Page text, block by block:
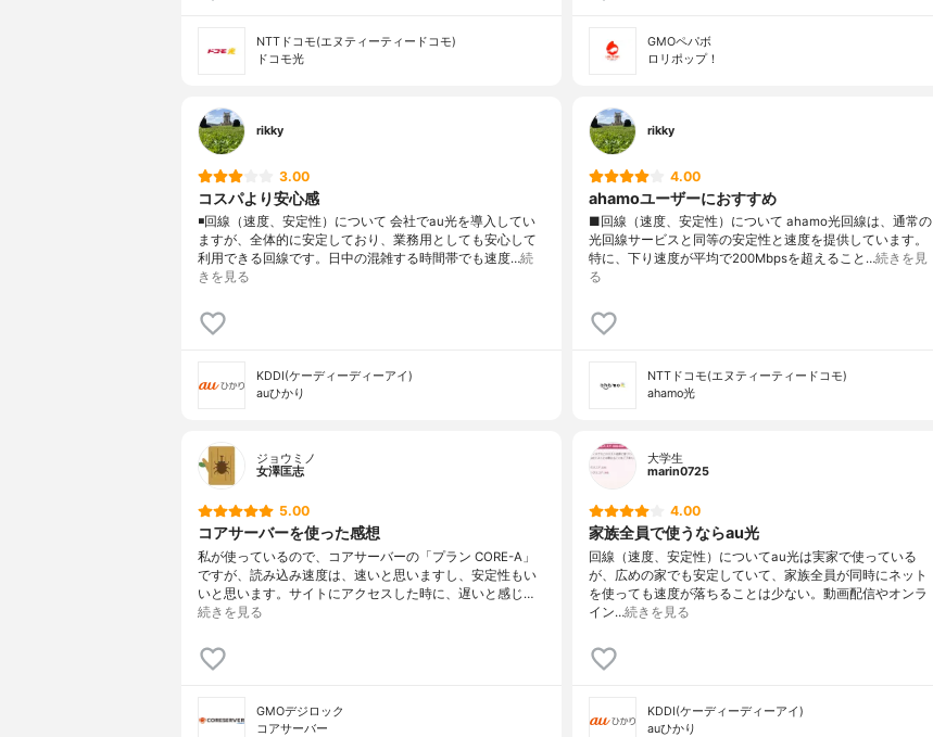
NTTドコモ(エヌティーティードコモ)
ドコモ光
GMOペパボ
ロリポップ！
rikky
3.00
コスパより安心感
◾️回線（速度、安定性）について 会社でau光を導入してい
ますが、全体的に安定しており、業務用としても安心して
利用できる回線です。日中の混雑する時間帯でも速度…続
きを見る
KDDI(ケーディーディーアイ)
auひかり
rikky
4.00
ahamoユーザーにおすすめ
■回線（速度、安定性）について ahamo光回線は、通常の
光回線サービスと同等の安定性と速度を提供しています。
特に、下り速度が平均で200Mbpsを超えること…続きを見
る
NTTドコモ(エヌティーティードコモ)
ahamo光
ジョウミノ
女澤匡志
5.00
コアサーバーを使った感想
私が使っているので、コアサーバーの「プラン CORE-A」
ですが、読み込み速度は、速いと思いますし、安定性もい
いと思います。サイトにアクセスした時に、遅いと感じ…
続きを見る
GMOデジロック
コアサーバー
大学生
marin0725
4.00
家族全員で使うならau光
回線（速度、安定性）についてau光は実家で使っている
が、広めの家でも安定していて、家族全員が同時にネット
を使っても速度が落ちることは少ない。動画配信やオンラ
イン…続きを見る
KDDI(ケーディーディーアイ)
auひかり